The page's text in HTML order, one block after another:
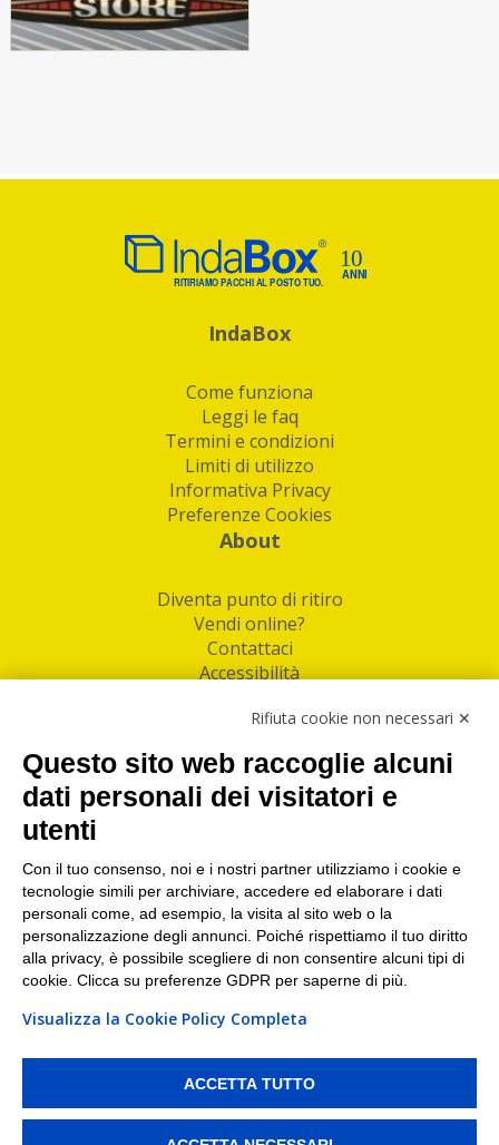
IndaBox
Come funziona
Leggi le faq
Termini e condizioni
Limiti di utilizzo
Informativa Privacy
Preferenze Cookies
About
Diventa punto di ritiro
Vendi online?
Contattaci
Accessibilità
Facebook
Linkedin
I nostri punti di ritiro e spedizione pacchi nelle
maggiori città italiane
Torino|Milano|Roma|Bologna|Firenze| Genova
Napoli|Varese
PI/CF/N°Iscr.: 10821360012 | REA: RM 1494760 | Cap.Soc.: 50.000€ |
Whistleblowing|Privacy |Preferenze Cookies
ritirare i tuoi acquisti online e spedire i tuoi pacchi.
Rifiuta cookie non necessari ✕
Questo sito web raccoglie alcuni
dati personali dei visitatori e
utenti
Con il tuo consenso, noi e i nostri partner utilizziamo i cookie e
tecnologie simili per archiviare, accedere ed elaborare i dati
personali come, ad esempio, la visita al sito web o la
personalizzazione degli annunci. Poiché rispettiamo il tuo diritto
alla privacy, è possibile scegliere di non consentire alcuni tipi di
cookie. Clicca su preferenze GDPR per saperne di più.
Visualizza la Cookie Policy Completa
ACCETTA TUTTO